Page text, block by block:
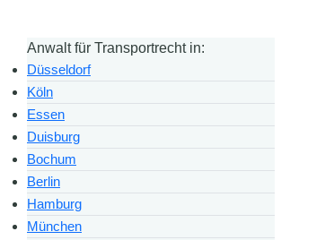
Anwalt für Transportrecht in:
Düsseldorf
Köln
Essen
Duisburg
Bochum
Berlin
Hamburg
München